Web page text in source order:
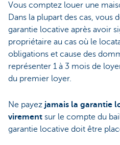
Vous comptez louer une
Dans la plupart des cas, vous
garantie locative après avoir
propriétaire au cas où le
obligations et cause des
représenter 1 à 3 mois de
du premier loyer.
Ne payez jamais la garantie
virement sur le compte du
garantie locative doit être